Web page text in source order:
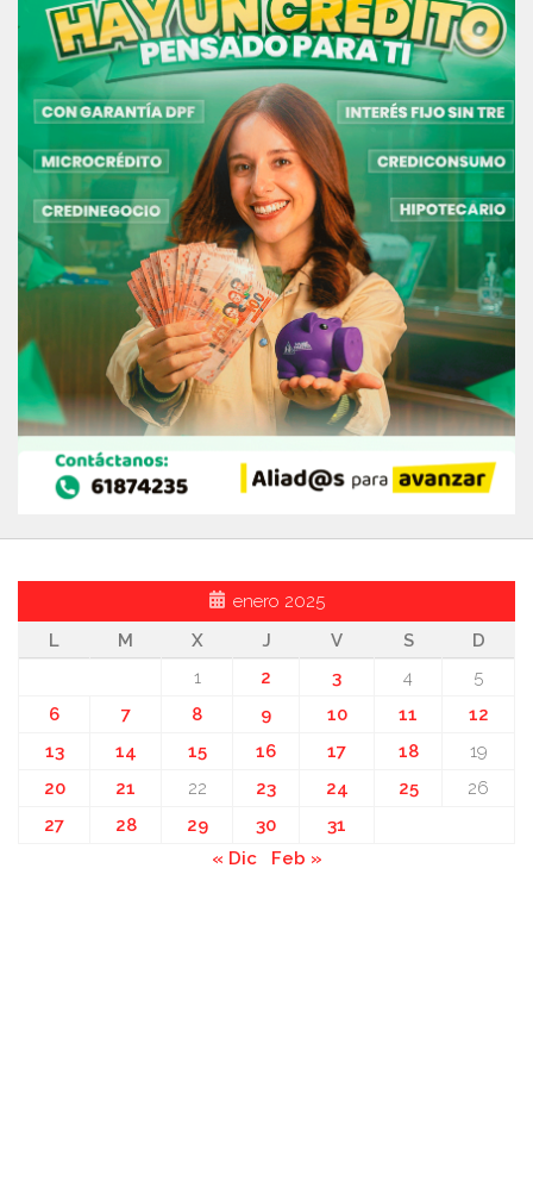
enero 2025
L
M X J V S
D
1
2 3 4
5
6
7 8 9 10 11
12
13
14 15 16 17 18
19
20
21 22 23 24 25
26
27
28 29 30
31
« Dic
Feb »